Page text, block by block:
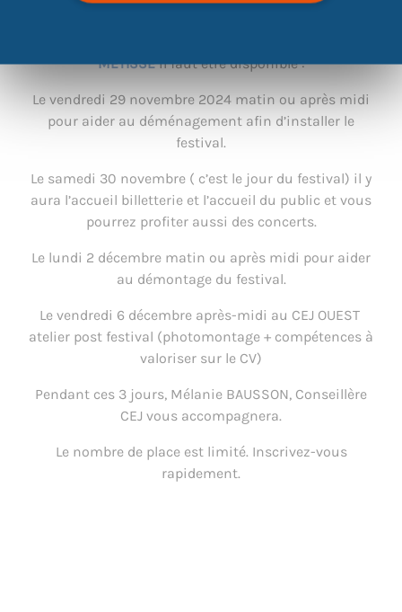
questions.
METISSEil faut être disponible :
Le vendredi 29 novembre 2024 matin ou après midi
pour aider au déménagement afin d’installer le
festival.
Le samedi 30 novembre ( c’est le jour du festival) il y
aura l’accueil billetterie et l’accueil du public et vous
pourrez profiter aussi des concerts.
Le lundi 2 décembre matin ou après midi pour aider
au démontage du festival.
Le vendredi 6 décembre après-midi au CEJ OUEST
atelier post festival (photomontage + compétences à
valoriser sur le CV)
Pendant ces 3 jours, Mélanie BAUSSON, Conseillère
CEJ vous accompagnera.
Le nombre de place est limité. Inscrivez-vous
rapidement.